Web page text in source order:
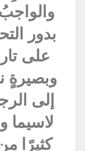
بدور
على
وبصيرةٍ
إلى
لاسيما
كثيرًا